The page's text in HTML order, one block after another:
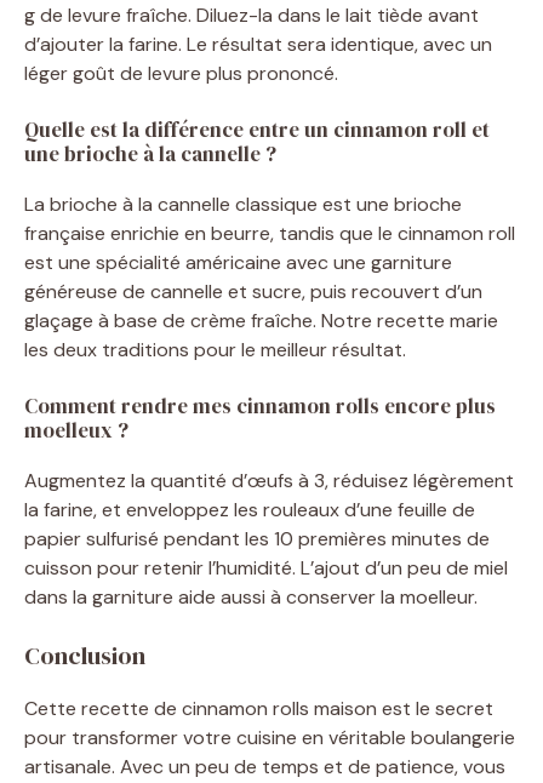
g de levure fraîche. Diluez-la dans le lait tiède avant
d’ajouter la farine. Le résultat sera identique, avec un
léger goût de levure plus prononcé.
Quelle est la différence entre un cinnamon roll et
une brioche à la cannelle ?
La brioche à la cannelle classique est une brioche
française enrichie en beurre, tandis que le cinnamon roll
est une spécialité américaine avec une garniture
généreuse de cannelle et sucre, puis recouvert d’un
glaçage à base de crème fraîche. Notre recette marie
les deux traditions pour le meilleur résultat.
Comment rendre mes cinnamon rolls encore plus
moelleux ?
Augmentez la quantité d’œufs à 3, réduisez légèrement
la farine, et enveloppez les rouleaux d’une feuille de
papier sulfurisé pendant les 10 premières minutes de
cuisson pour retenir l’humidité. L’ajout d’un peu de miel
dans la garniture aide aussi à conserver la moelleur.
Conclusion
Cette recette de cinnamon rolls maison est le secret
pour transformer votre cuisine en véritable boulangerie
artisanale. Avec un peu de temps et de patience, vous